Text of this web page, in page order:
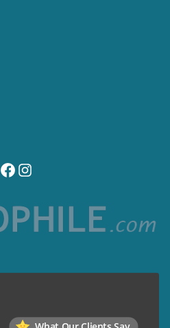
visitez notre page facebook
suivez notre compte instagram